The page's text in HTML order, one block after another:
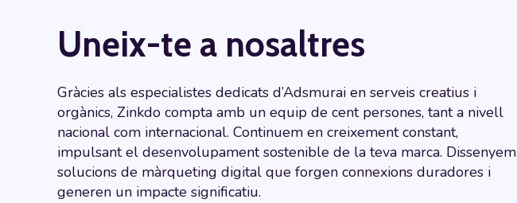
Uneix-te a nosaltres
Gràcies als especialistes dedicats d’Adsmurai en serveis creatius i
orgànics, Zinkdo compta amb un equip de cent persones, tant a nivell
nacional com internacional. Continuem en creixement constant,
impulsant el desenvolupament sostenible de la teva marca. Dissenyem
solucions de màrqueting digital que forgen connexions duradores i
generen un impacte significatiu.